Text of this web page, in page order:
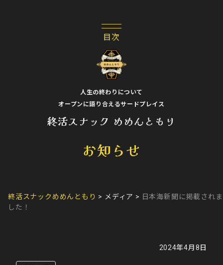
人生の終わりについて
オープンに語り合えるサードプレイス
終活スナック めめんともり
お知らせ
終活スナックめめんともり > メディア > 日本海新聞に掲載されま
した！
2024年4月8日